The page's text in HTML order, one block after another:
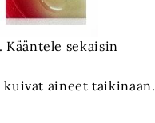
sekaisin
kuivat aineet taikinaan.